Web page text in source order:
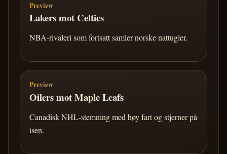
Preview
Lakers mot Celtics
NBA-rivaleri som fortsatt samler norske nattugler.
Preview
Oilers mot Maple Leafs
Canadisk NHL-stemning med høy fart og stjerner på
isen.